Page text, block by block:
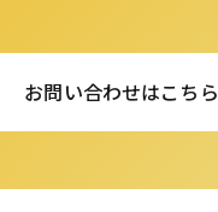
お問い合わせはこちら